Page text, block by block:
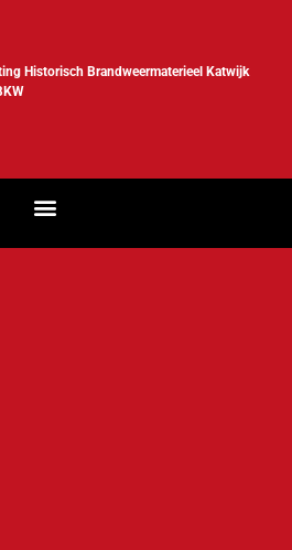
Historisch Brandweermaterieel Katwijk